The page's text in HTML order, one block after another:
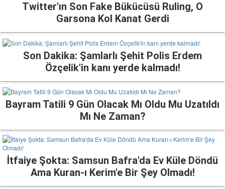
Twitter'ın Son Fake Bükücüsü Ruling, O
Garsona Kol Kanat Gerdi
Son Dakika: Şamlarlı Şehit Polis Erdem
Özçelik'in kanı yerde kalmadı!
Bayram Tatili 9 Gün Olacak Mı Oldu Mu Uzatıldı
Mı Ne Zaman?
İtfaiye Şokta: Samsun Bafra'da Ev Küle Döndü
Ama Kuran-ı Kerim'e Bir Şey Olmadı!